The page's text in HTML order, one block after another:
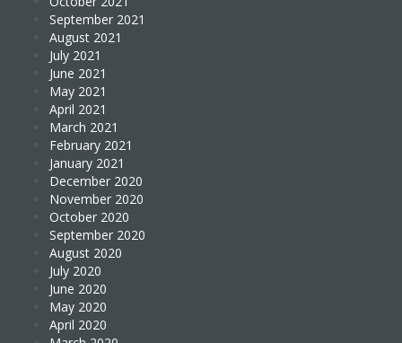
September 2021
August 2021
July 2021
June 2021
May 2021
April 2021
March 2021
February 2021
January 2021
December 2020
November 2020
October 2020
September 2020
August 2020
July 2020
June 2020
May 2020
April 2020